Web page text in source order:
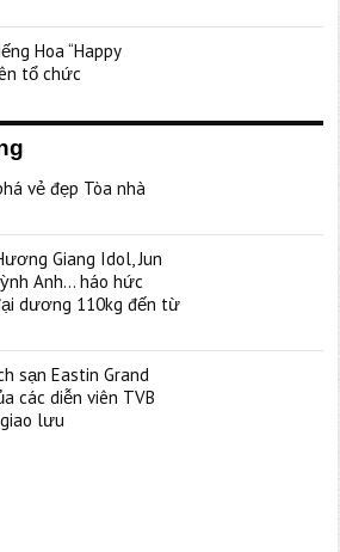
Hoa “Happy
tổ chức
vẻ đẹp Tòa nhà
Giang Idol, Jun
Anh… háo hức
dương 110kg đến từ
sạn Eastin Grand
các diễn viên TVB
lưu